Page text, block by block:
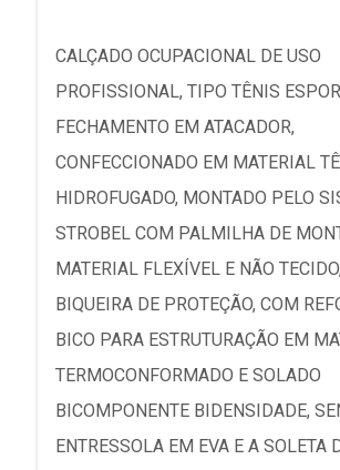
CALÇADO OCUPACIONAL DE USO
PROFISSIONAL, TIPO TÊNIS
FECHAMENTO EM ATACADOR,
CONFECCIONADO EM MATERIAL
HIDROFUGADO, MONTADO PELO
STROBEL COM PALMILHA DE
MATERIAL FLEXÍVEL E NÃO
BIQUEIRA DE PROTEÇÃO, COM
BICO PARA ESTRUTURAÇÃO EM
TERMOCONFORMADO E SOLADO
BICOMPONENTE BIDENSIDADE,
ENTRESSOLA EM EVA E A SOLETA